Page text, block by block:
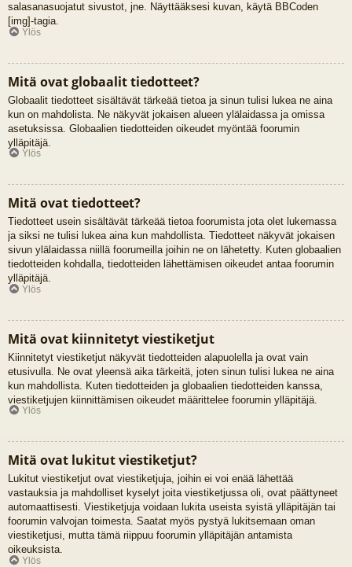
salasanasuojatut sivustot, jne. Näyttääksesi kuvan, käytä BBCoden
[img]-tagia.
Ylös
Mitä ovat globaalit tiedotteet?
Globaalit tiedotteet sisältävät tärkeää tietoa ja sinun tulisi lukea ne aina
kun on mahdolista. Ne näkyvät jokaisen alueen ylälaidassa ja omissa
asetuksissa. Globaalien tiedotteiden oikeudet myöntää foorumin
ylläpitäjä.
Ylös
Mitä ovat tiedotteet?
Tiedotteet usein sisältävät tärkeää tietoa foorumista jota olet lukemassa
ja siksi ne tulisi lukea aina kun mahdollista. Tiedotteet näkyvät jokaisen
sivun ylälaidassa niillä foorumeilla joihin ne on lähetetty. Kuten globaalien
tiedotteiden kohdalla, tiedotteiden lähettämisen oikeudet antaa foorumin
ylläpitäjä.
Ylös
Mitä ovat kiinnitetyt viestiketjut
Kiinnitetyt viestiketjut näkyvät tiedotteiden alapuolella ja ovat vain
etusivulla. Ne ovat yleensä aika tärkeitä, joten sinun tulisi lukea ne aina
kun mahdollista. Kuten tiedotteiden ja globaalien tiedotteiden kanssa,
viestiketjujen kiinnittämisen oikeudet määrittelee foorumin ylläpitäjä.
Ylös
Mitä ovat lukitut viestiketjut?
Lukitut viestiketjut ovat viestiketjuja, joihin ei voi enää lähettää
vastauksia ja mahdolliset kyselyt joita viestiketjussa oli, ovat päättyneet
automaattisesti. Viestiketjuja voidaan lukita useista syistä ylläpitäjän tai
foorumin valvojan toimesta. Saatat myös pystyä lukitsemaan oman
viestiketjusi, mutta tämä riippuu foorumin ylläpitäjän antamista
oikeuksista.
Ylös